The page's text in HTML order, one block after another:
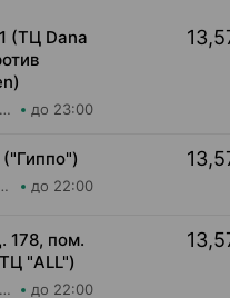
(ТЦ Dana
InLek ДКМ-ФАРМ ОДО Аптека №38 до 23:00
Аптека №30 до 22:00
178, пом.
"ALL")
InLek ДКМ-ФАРМ ОДО Аптека №34 до 22:00